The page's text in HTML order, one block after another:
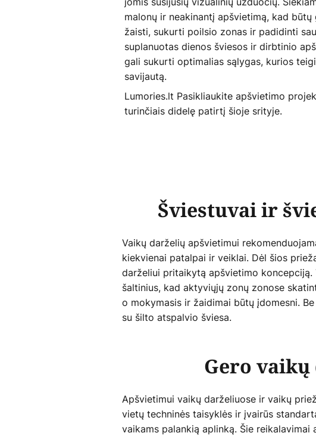
malonų ir neakinantį apšvietimą, kad
žaisti, sukurti poilsio zonas ir padidinti
suplanuotas dienos šviesos ir dirbtinio
gali sukurti optimalias sąlygas, kurios
savijautą.
Lumories.lt Pasikliaukite apšvietimo
turinčiais didelę patirtį šioje srityje.
Šviestuvai ir
Vaikų darželių apšvietimui
kiekvienai patalpai ir veiklai. Dėl šios
darželiui pritaikytą apšvietimo
šaltinius, kad aktyviųjų zonų zonose
o mokymasis ir žaidimai būtų įdomesni.
su šilto atspalvio šviesa.
Gero
Apšvietimui vaikų darželiuose ir vaikų
vietų techninės taisyklės ir įvairūs
vaikams palankią aplinką. Šie